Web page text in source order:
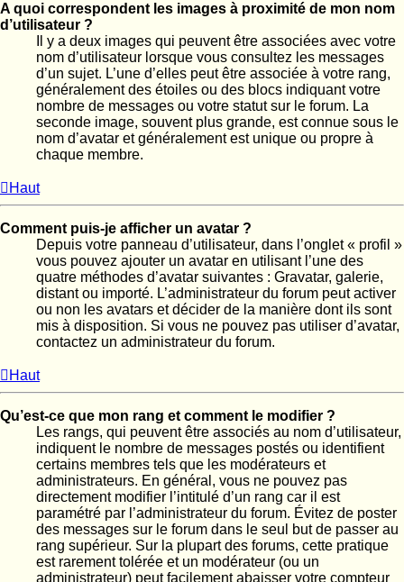
A quoi correspondent les images à proximité de mon nom
d’utilisateur ?
Il y a deux images qui peuvent être associées avec votre
nom d’utilisateur lorsque vous consultez les messages
d’un sujet. L’une d’elles peut être associée à votre rang,
généralement des étoiles ou des blocs indiquant votre
nombre de messages ou votre statut sur le forum. La
seconde image, souvent plus grande, est connue sous le
nom d’avatar et généralement est unique ou propre à
chaque membre.
Haut
Comment puis-je afficher un avatar ?
Depuis votre panneau d’utilisateur, dans l’onglet « profil »
vous pouvez ajouter un avatar en utilisant l’une des
quatre méthodes d’avatar suivantes : Gravatar, galerie,
distant ou importé. L’administrateur du forum peut activer
ou non les avatars et décider de la manière dont ils sont
mis à disposition. Si vous ne pouvez pas utiliser d’avatar,
contactez un administrateur du forum.
Haut
Qu’est-ce que mon rang et comment le modifier ?
Les rangs, qui peuvent être associés au nom d’utilisateur,
indiquent le nombre de messages postés ou identifient
certains membres tels que les modérateurs et
administrateurs. En général, vous ne pouvez pas
directement modifier l’intitulé d’un rang car il est
paramétré par l’administrateur du forum. Évitez de poster
des messages sur le forum dans le seul but de passer au
rang supérieur. Sur la plupart des forums, cette pratique
est rarement tolérée et un modérateur (ou un
administrateur) peut facilement abaisser votre compteur